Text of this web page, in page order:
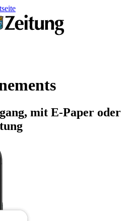
mit E-Paper oder